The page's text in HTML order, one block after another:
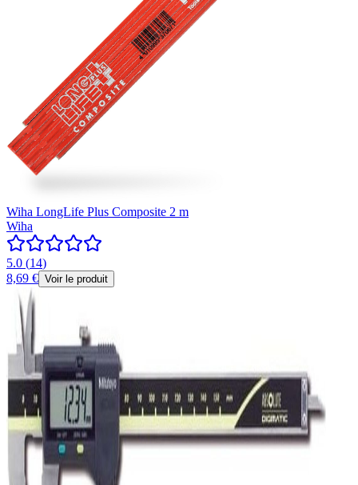
Wiha LongLife Plus Composite 2 m
Wiha
5.0 (14)
8,69 € Voir le produit